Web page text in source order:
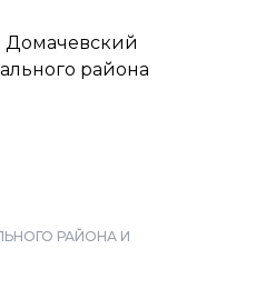
Домачевский
района
РАЙОНА И